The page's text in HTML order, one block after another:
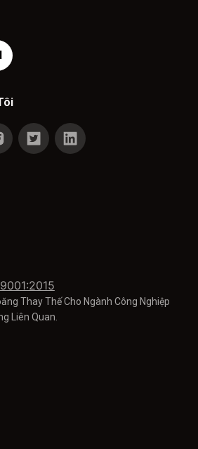
Thay Thế Cho Ngành Công Nghiệp
Liên Quan.